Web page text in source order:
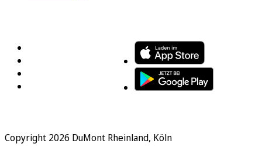
Copyright 2026 DuMont Rheinland, Köln